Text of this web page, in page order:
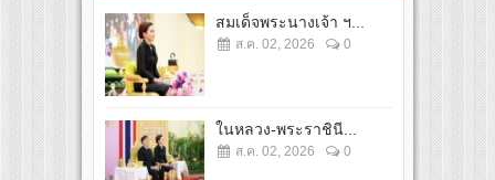
สมเด็จพระนางเจ้า ฯ...
ส.ค. 02, 2026 0
ในหลวง-พระราชินี...
ส.ค. 02, 2026 0